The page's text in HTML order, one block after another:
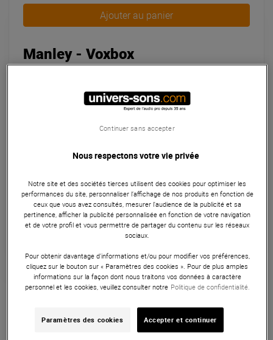
Ajouter au panier
Manley - Voxbox
dont éco-part : 0,07 €
Payer en 3x 4x 10x 12x 24x 36x
48x
60x
1666,33 € /
Apport initial :
1666.33 €
Mensualités :
x
1666.33 €
Coût de financement :
TAEG fixe :
Garantie2 ans
Processeurs de signal
Nous respectons votre vie privée
Notre site et des sociétés tierces utilisent des cookies pour optimiser les
performances du site, personnaliser l’affichage de nos produits en fonction de
ceux que vous avez consultés, mesurer l'audience de la publicité et sa
pertinence, afficher la publicité personnalisée en fonction de votre navigation
et de votre profil et vous permettre de partager du contenu sur les réseaux
sociaux.
Pour obtenir davantage d'informations et/ou pour modifier vos préférences,
cliquez sur le bouton sur « Paramètres des cookies ». Pour de plus amples
informations sur la façon dont nous traitons vos données à caractère
personnel et les cookies, veuillez consulter notre Politique de confidentialité.
Paramètres des cookies Accepter et continuer
Continuer sans accepter